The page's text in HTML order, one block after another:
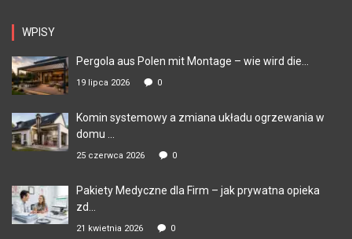
WPISY
Pergola aus Polen mit Montage – wie wird die...
19 lipca 2026 0
Komin systemowy a zmiana układu ogrzewania w
domu ...
25 czerwca 2026 0
Pakiety Medyczne dla Firm – jak prywatna opieka
zd...
21 kwietnia 2026 0